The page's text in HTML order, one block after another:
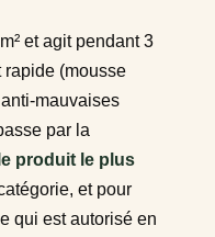
et agit pendant 3
rapide (mousse
mauvaises
par la
le produit le plus
et pour
qui est autorisé en